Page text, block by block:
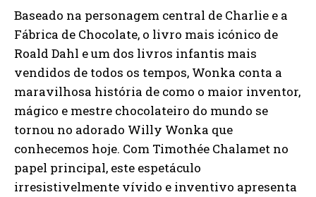
Baseado na personagem central de Charlie e a
Fábrica de Chocolate, o livro mais icónico de
Roald Dahl e um dos livros infantis mais
vendidos de todos os tempos, Wonka conta a
maravilhosa história de como o maior inventor,
mágico e mestre chocolateiro do mundo se
tornou no adorado Willy Wonka que
conhecemos hoje. Com Timothée Chalamet no
papel principal, este espetáculo
irresistivelmente vívido e inventivo apresenta